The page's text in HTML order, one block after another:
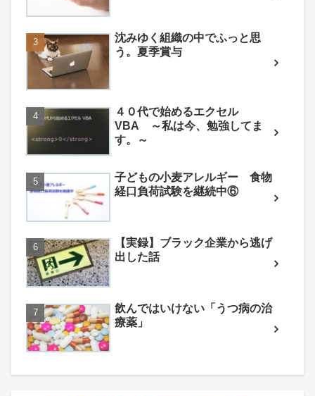
沈みゆく組織の中でふっと思
う。夏季賞与
４０代で始めるエクセル
VBA ～私は今、勉強してま
す。～
子どもの小麦アレルギー 食物
経口負荷試験を継続中⑥
【実録】ブラック企業から逃げ
出した話
飲んではいけない「うつ病の治
療薬」